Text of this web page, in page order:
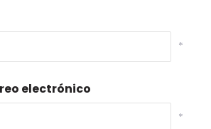
*
electrónico
*